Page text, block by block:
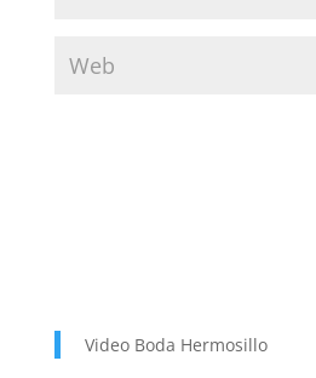
Video Boda Hermosillo